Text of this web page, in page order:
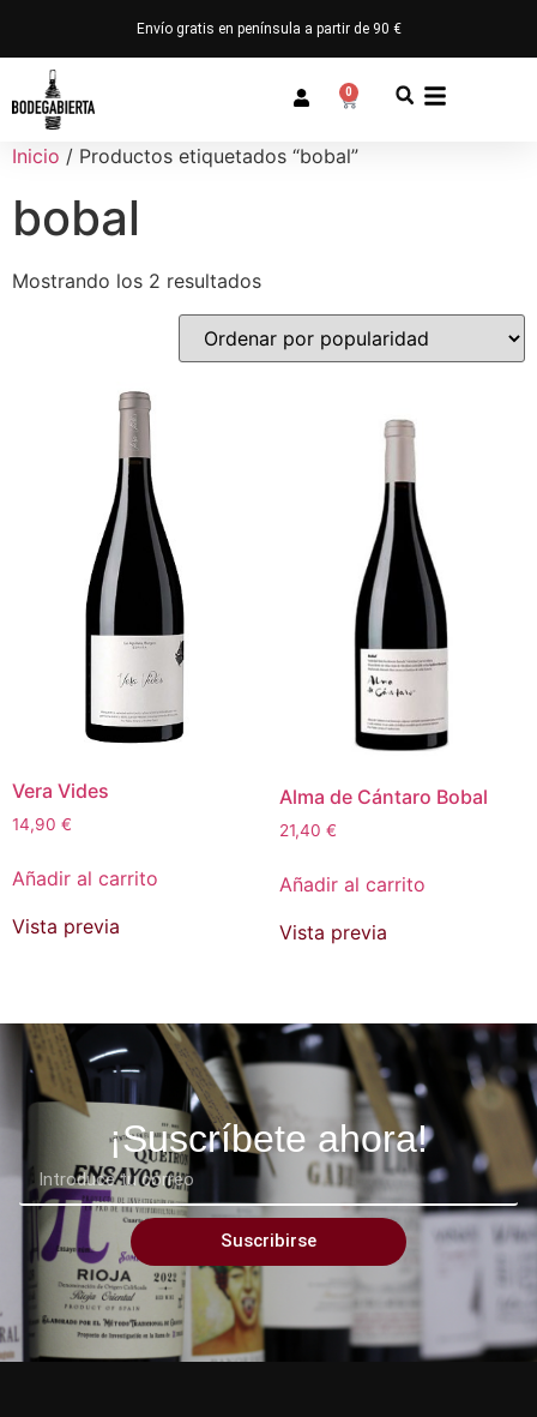
Envío gratis en península a partir de 90 €
0
Inicio / Productos etiquetados “bobal”
bobal
Mostrando los 2 resultados
Vera Vides
14,90 €
Añadir al carrito
Vista previa
Alma de Cántaro Bobal
21,40 €
Añadir al carrito
Vista previa
¡Suscríbete ahora!
Suscribirse